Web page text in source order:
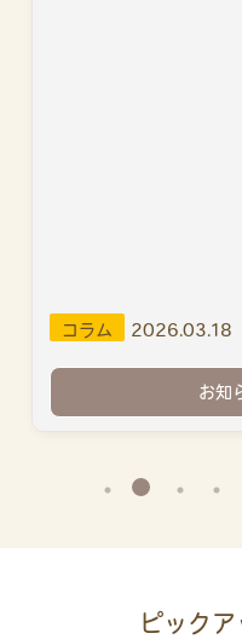
コラム 2026.03.18
お知
ピック